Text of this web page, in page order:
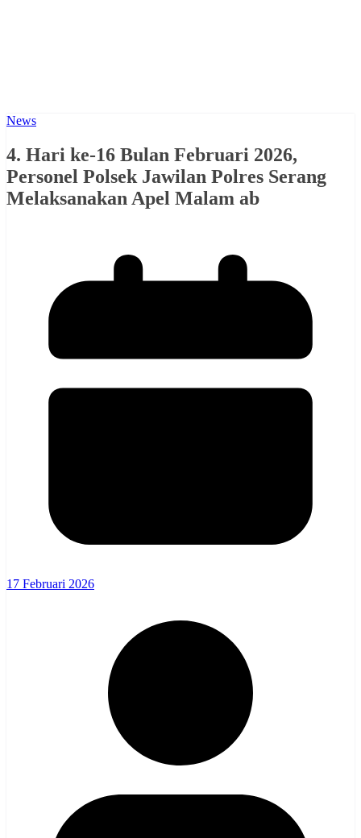
News
4. Hari ke-16 Bulan Februari 2026,
Personel Polsek Jawilan Polres Serang
Melaksanakan Apel Malam ab
17 Februari 2026